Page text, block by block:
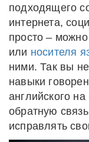
подходящего
интернета,
просто – можно
или носителя
ними. Так вы
навыки
английского
обратную
исправлять